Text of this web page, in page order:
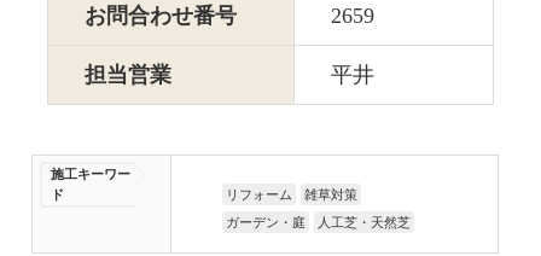
お問合わせ番号 2659
担当営業 平井
施工キーワー
ド
リフォーム
雑草対策
ガーデン・庭
人工芝・天然芝